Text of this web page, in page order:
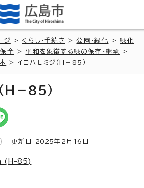
ジ > くらし・手続き >公園・緑化 >緑化
全 >平和を象徴する緑の保存・継承
>
> イロハモミジ（H－85）
H－85）
更新日 2025年2月 16 日
(H-85)